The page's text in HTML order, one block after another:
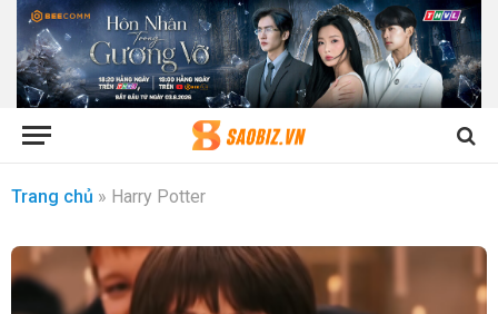
Trang chủ » Harry Potter